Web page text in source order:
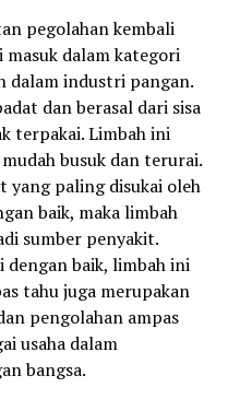
pegolahan kembali
dalam kategori
dalam industri pangan.
dan berasal dari sisa
terpakai. Limbah ini
busuk dan terurai.
yang paling disukai oleh
baik, maka limbah
sumber penyakit.
dengan baik, limbah ini
tahu juga merupakan
pengolahan ampas
usaha dalam
bangsa.